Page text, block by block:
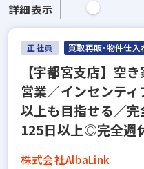
詳細表示
正社員 買取再販・物件仕入
【宇都宮支店】空
営業／インセンテ
以上も目指せる／
125日以上◎完全週
株式会社AlbaLink